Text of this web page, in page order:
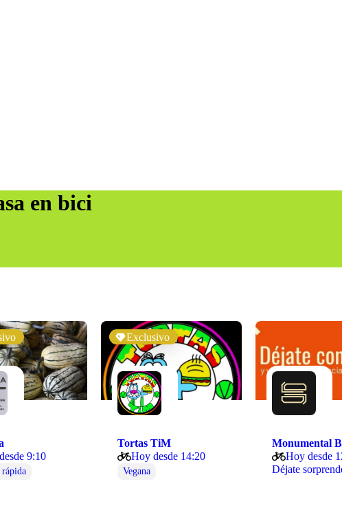
en bici
9:10
Exclusivo
Tortas TiM
Hoy desde 14:20
Vegana
Monumental
Hoy desde
Déjate